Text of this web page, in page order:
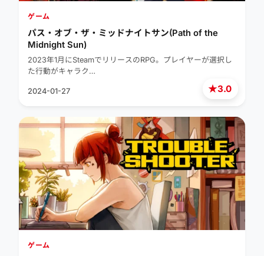
★3.0
ゲーム
パス・オブ・ザ・ミッドナイトサン(Path of the
Midnight Sun)
2023年1月にSteamでリリースのRPG。プレイヤーが選択し
た行動がキャラク…
2024-01-27
ゲーム